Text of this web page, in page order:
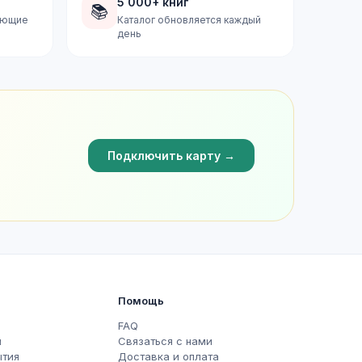
📚
Каталог обновляется каждый
день
Подключить карту →
Помощь
FAQ
Связаться с нами
Доставка и оплата